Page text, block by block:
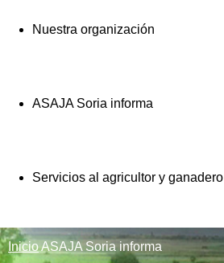
Nuestra organización
ASAJA Soria informa
Servicios al agricultor y ganadero
InicioASAJA Soria informa